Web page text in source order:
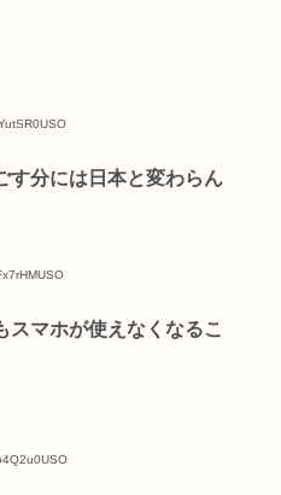
す分には日本と変わらん
スマホが使えなくなるこ